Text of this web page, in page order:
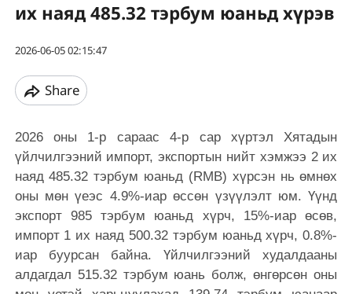
их наяд 485.32 тэрбум юаньд хүрэв
2026-06-05 02:15:47
Share
2026 оны 1-р сараас 4-р сар хүртэл Хятадын
үйлчилгээний импорт, экспортын нийт хэмжээ 2 их
наяд 485.32 тэрбум юаньд (RMB) хүрсэн нь өмнөх
оны мөн үеэс 4.9%-иар өссөн үзүүлэлт юм. Үүнд
экспорт 985 тэрбум юаньд хүрч, 15%-иар өсөв,
импорт 1 их наяд 500.32 тэрбум юаньд хүрч, 0.8%-
иар буурсан байна. Үйлчилгээний худалдааны
алдагдал 515.32 тэрбум юань болж, өнгөрсөн оны